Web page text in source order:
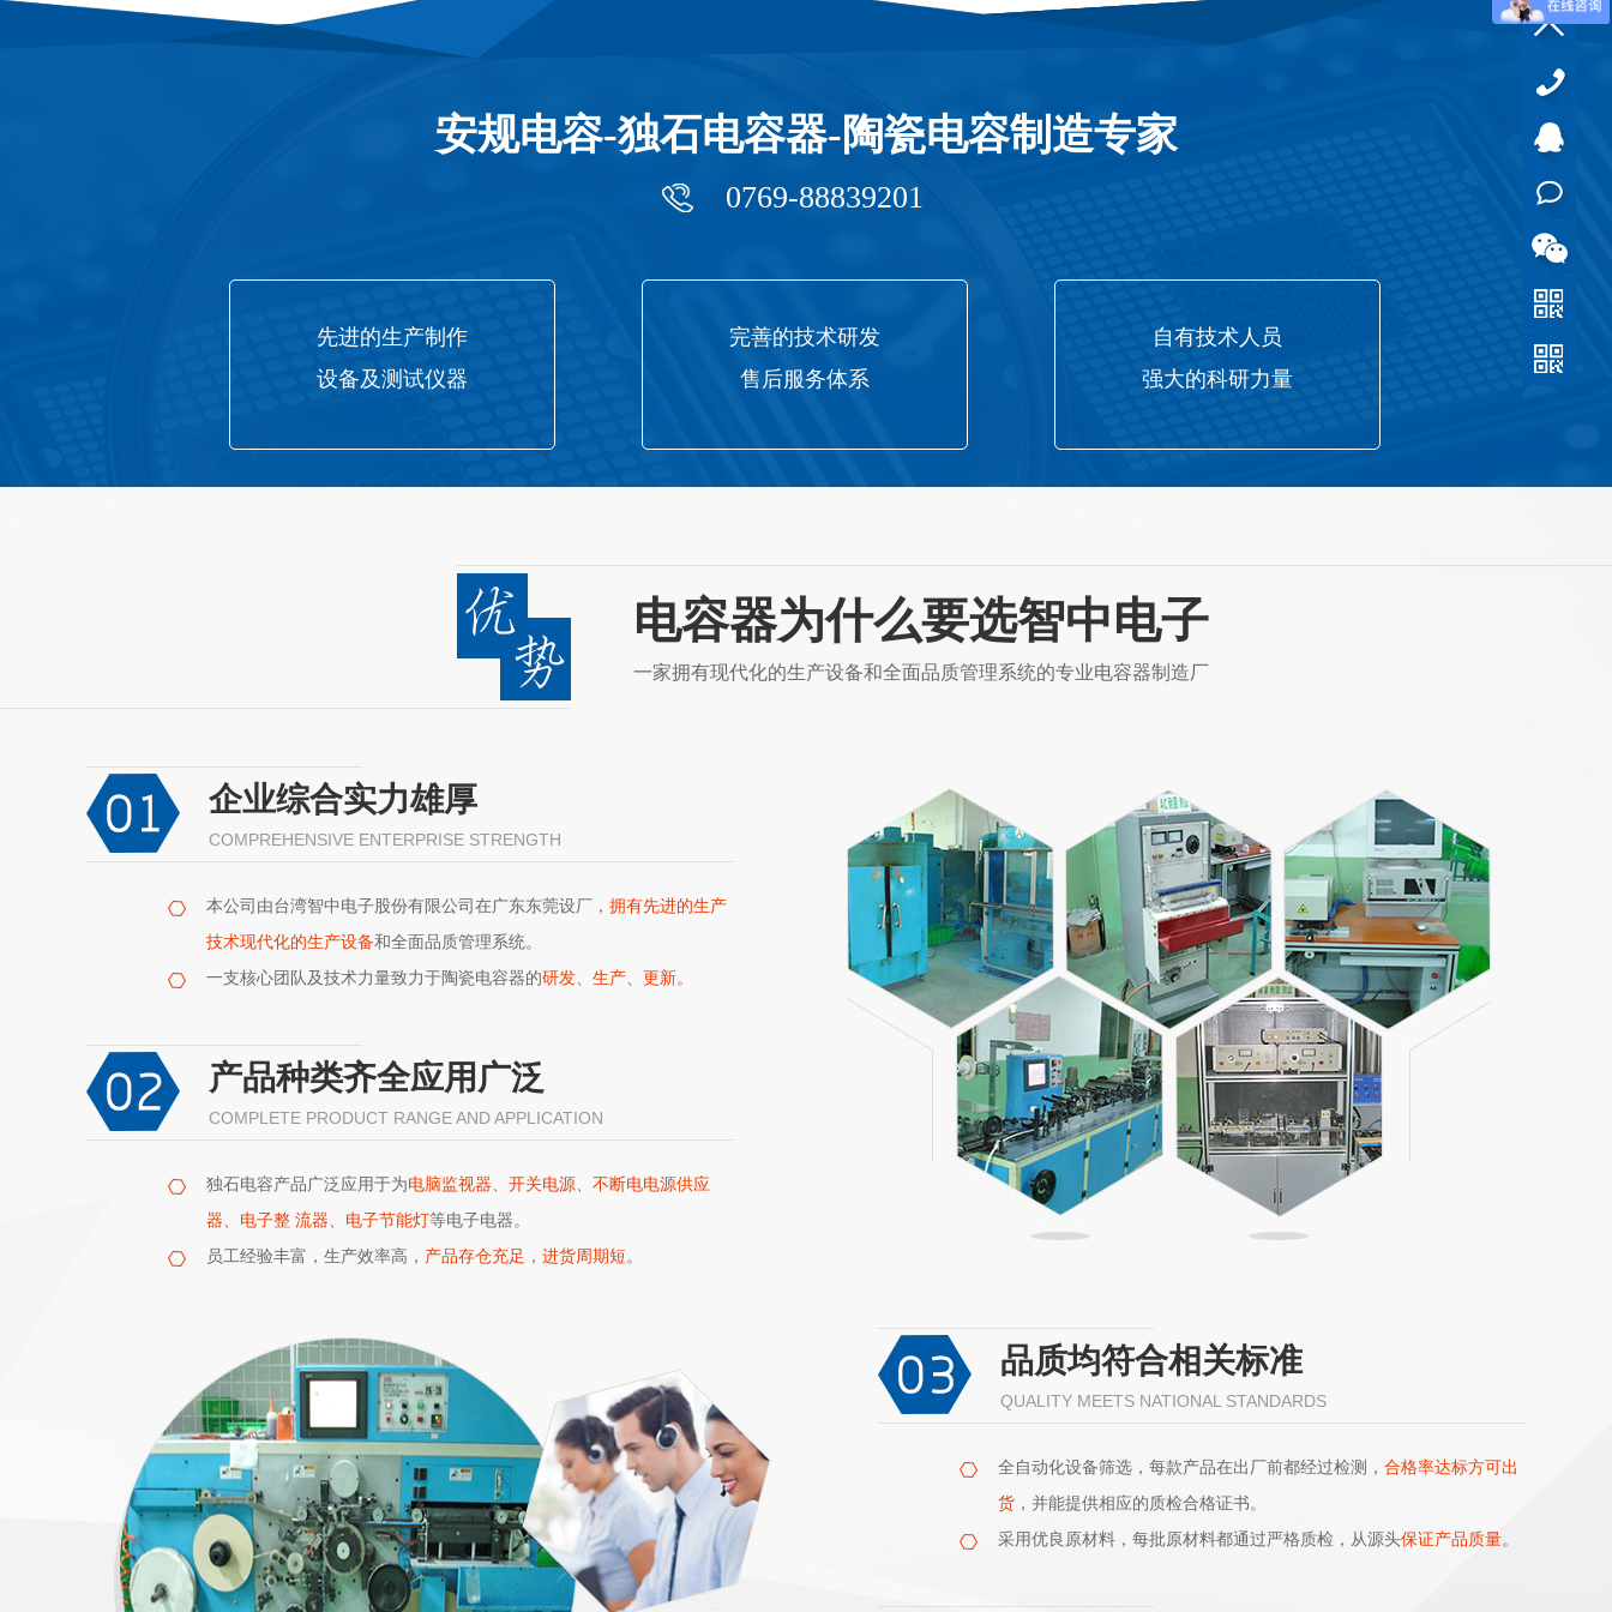
安规电容-独石电容器-陶瓷电容制造专家
0769-88839201
先进的生产制作
设备及测试仪器
完善的技术研发
售后服务体系
自有技术人员
强大的科研力量
电容器为什么要选智中电子
一家拥有现代化的生产设备和全面品质管理系统的专业电容器制造厂
企业综合实力雄厚
COMPREHENSIVE ENTERPRISE STRENGTH
本公司由台湾智中电子股份有限公司在广东东莞设厂， 拥有先进的生产
技术现代化的生产设备和全面品质管理系统。
一支核心团队及技术力量致力于陶瓷电容器的研发、生产、更新。
产品种类齐全应用广泛
COMPLETE PRODUCT RANGE AND APPLICATION
独石电容产品广泛应用于为电脑监视器、开关电源、不断电电源供应
器、电子整 流器、电子节能灯等电子电器。
员工经验丰富，生产效率高， 产品存仓充足，进货周期短。
品质均符合相关标准
QUALITY MEETS NATIONAL STANDARDS
全自动化设备筛选，每款产品在出厂前都经过检测， 合格率达标方可出
货 ，并能提供相应的质检合格证书。
采用优良原材料，每批原材料都通过严格质检，从源头保证产品质量。
0769-
88839
201
QQ客
服
在线
咨询